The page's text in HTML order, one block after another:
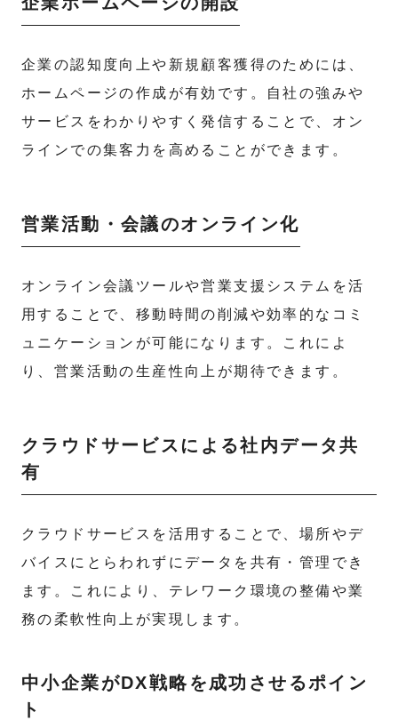
企業の認知度向上や新規顧客獲得のためには、
ホームページの作成が有効です。自社の強みや
サービスをわかりやすく発信することで、オン
ラインでの集客力を高めることができます。
営業活動・会議のオンライン化
オンライン会議ツールや営業支援システムを活
用することで、移動時間の削減や効率的なコミ
ュニケーションが可能になります。これによ
り、営業活動の生産性向上が期待できます。
クラウドサービスによる社内データ共
有
クラウドサービスを活用することで、場所やデ
バイスにとらわれずにデータを共有・管理でき
ます。これにより、テレワーク環境の整備や業
務の柔軟性向上が実現します。
中小企業がDX戦略を成功させるポイン
ト